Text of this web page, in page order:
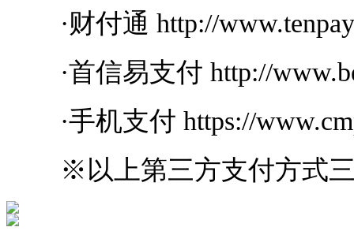
·财付通 http://
·首信易支付 http://
·手机支付 https://
※以上第三方支付方式三